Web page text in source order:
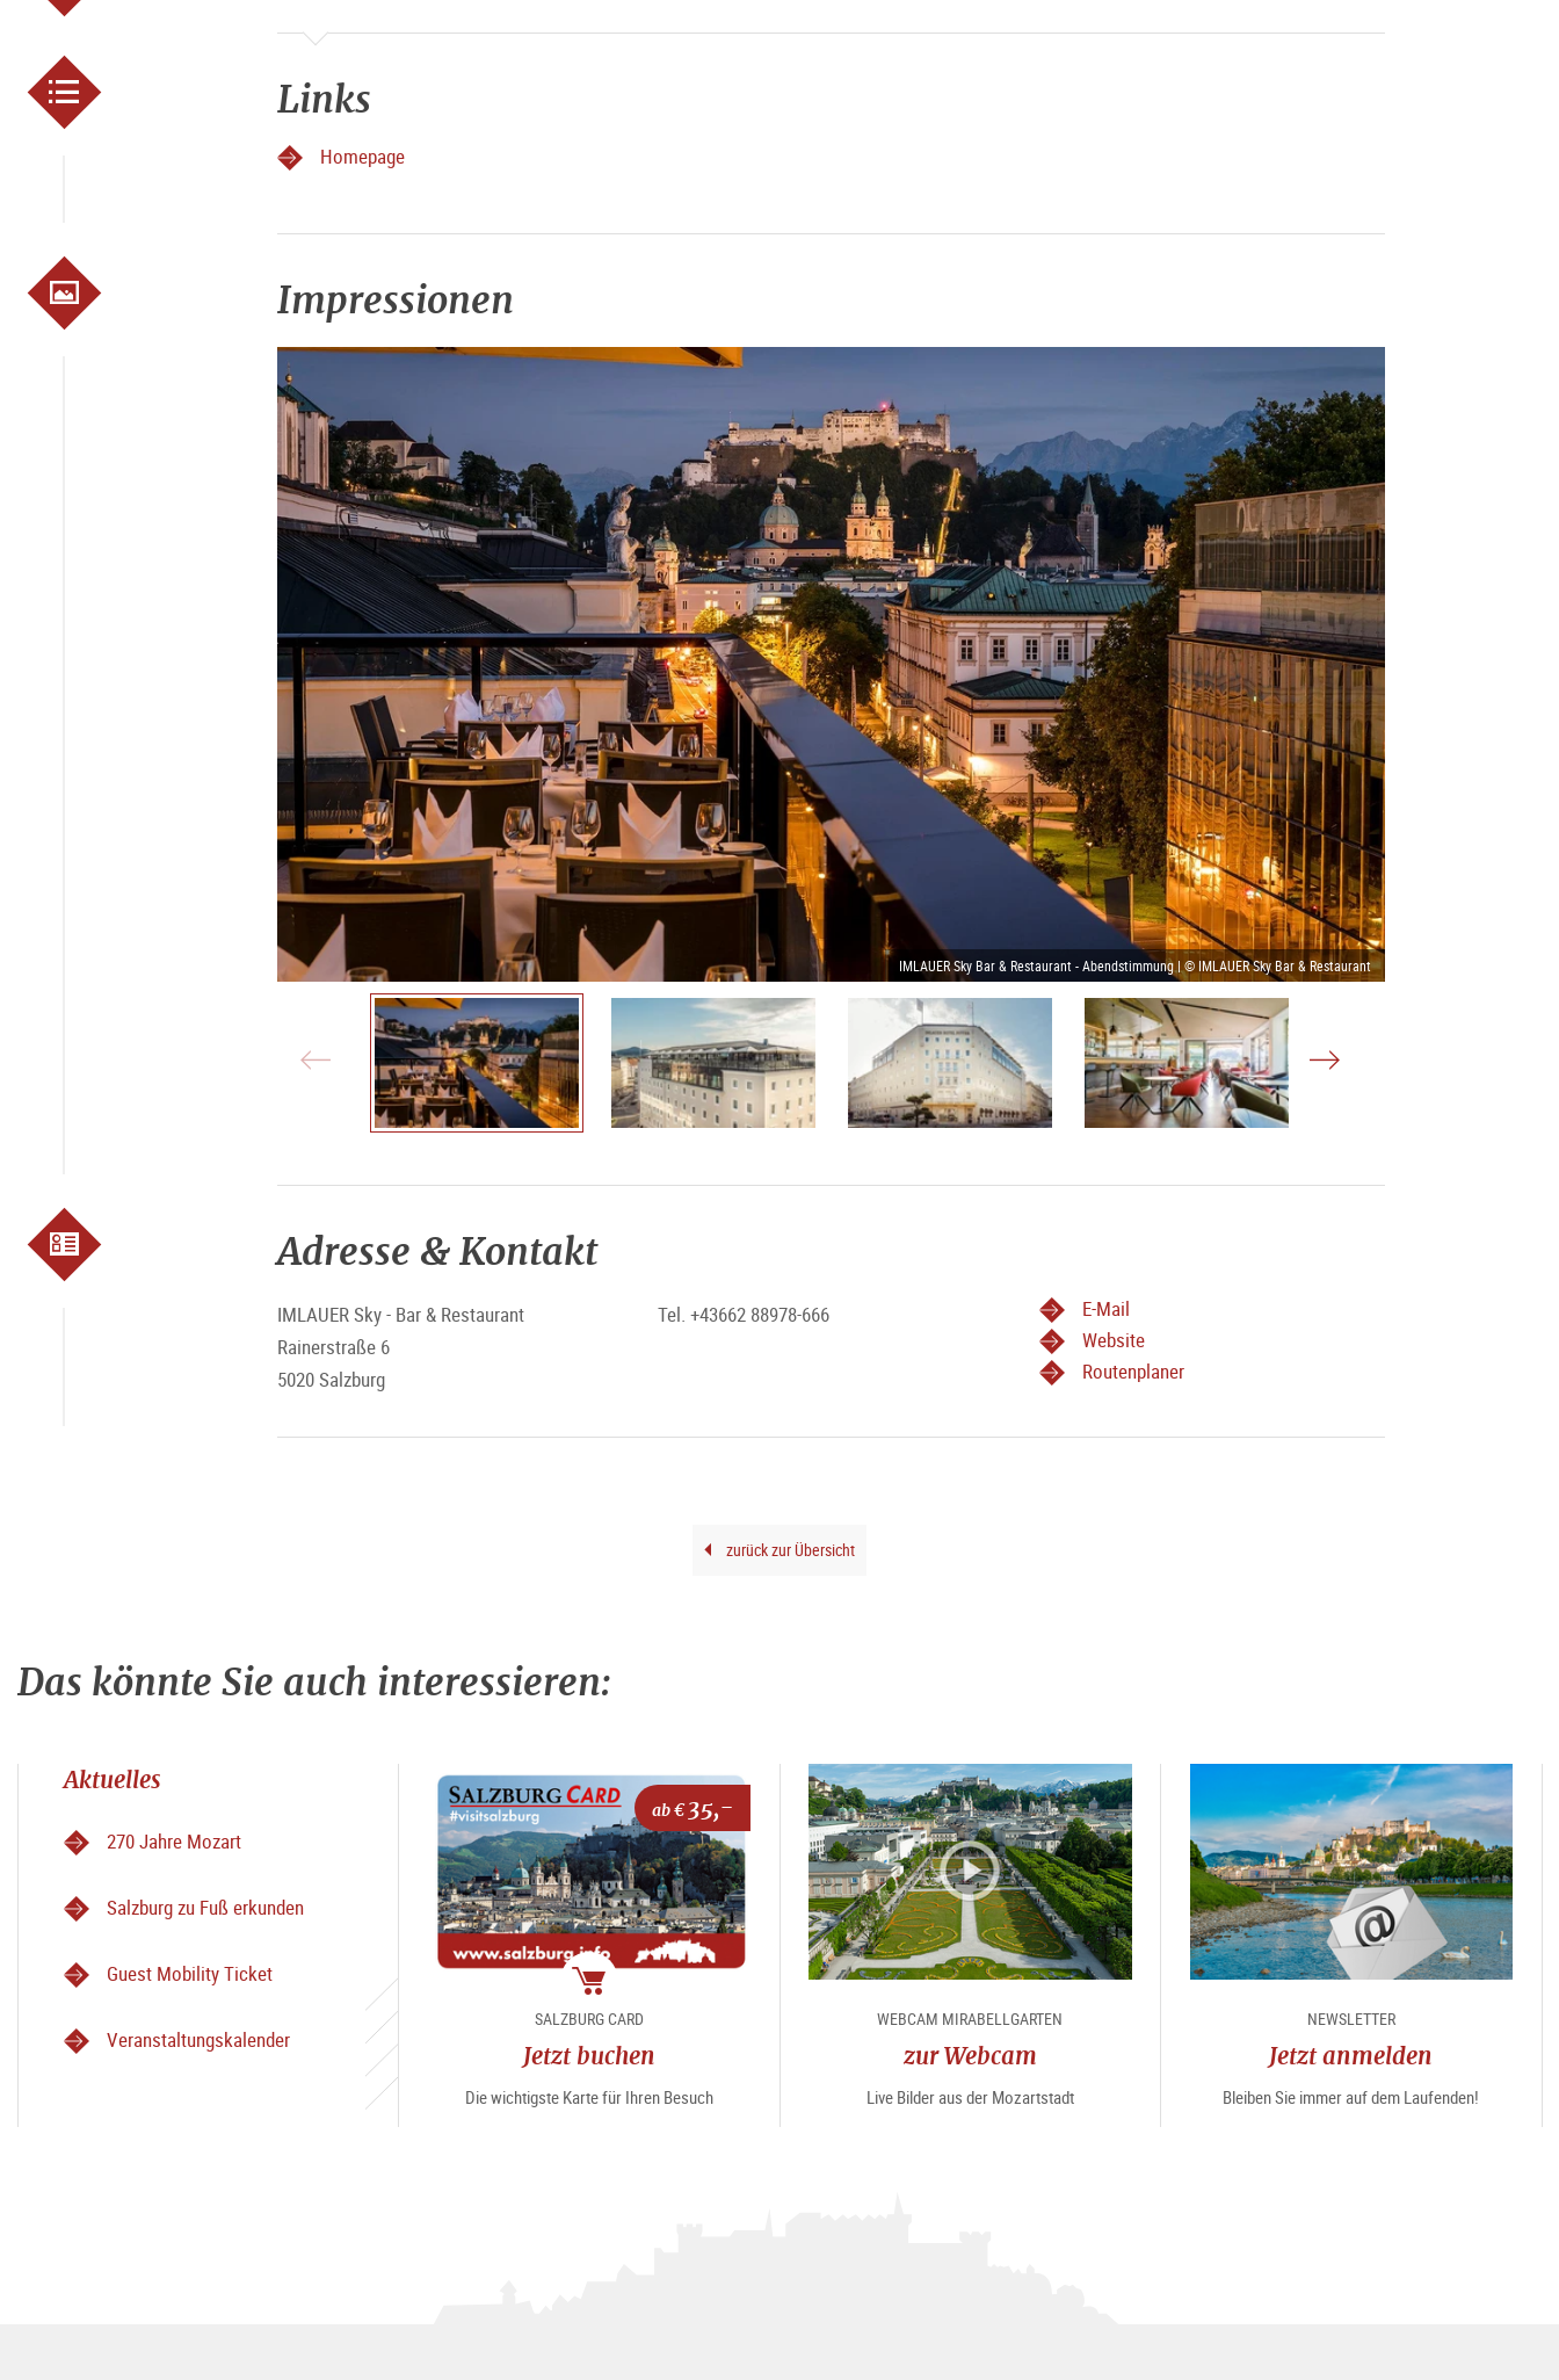
Hunde erlaubt
Poltern ausdrücklich verboten
Links
Homepage
Impressionen
IMLAUER Sky Bar & Restaurant - Abendstimmung | © IMLAUER Sky Bar & Restaurant
Adresse & Kontakt
IMLAUER Sky - Bar & Restaurant
Rainerstraße 6
5020 Salzburg
Tel. +43662 88978-666
E-Mail
Website
Routenplaner
zurück zur Übersicht
Das könnte Sie auch interessieren:
Aktuelles
270 Jahre Mozart
Salzburg zu Fuß erkunden
Guest Mobility Ticket
Veranstaltungskalender
ab €35,-
Package
SALZBURG CARD
Jetzt buchen
Die wichtigste Karte für Ihren Besuch
WEBCAM MIRABELLGARTEN
zur Webcam
Live Bilder aus der Mozartstadt
NEWSLETTER
Jetzt anmelden
Bleiben Sie immer auf dem Laufenden!